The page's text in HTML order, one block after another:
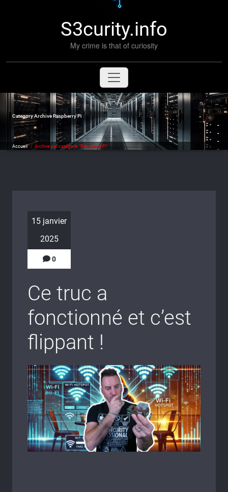
S3curity.info
My crime is that of curiosity
Category Archive Raspberry Pi
Accueil/ Archive par catégorie "Raspberry Pi"
15 janvier
2025
0
Ce truc a
fonctionné et c’est
flippant !